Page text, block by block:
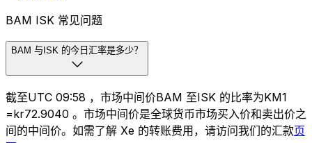
BAM ISK 常见问题
BAM 与ISK 的今日汇率是多少？
截至UTC 09:58 ，市场中间价BAM 至ISK 的比率为KM1
=kr72.9040 。市场中间价是全球货币市场买入价和卖出价之
间的中间价。如需了解 Xe 的转账费用，请访问我们的汇款页